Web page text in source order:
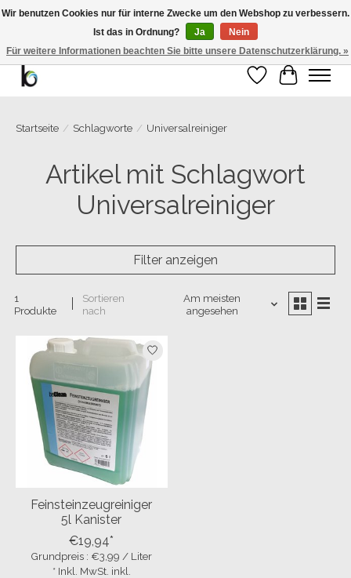
Bemango GmbH - Ewald-Gnau-Str. 11 - 42499 Hückeswagen - 02191/5991535 -
01793/955066
Wunschzettel
Ihr
Startseite / Schlagworte / Universalreiniger
Artikel mit Schlagwort
Universalreiniger
Filter anzeigen
1
Produkte
Sortieren
nach
Am meisten
angesehen
Feinsteinzeugreiniger
5l Kanister
€19,94*
Grundpreis : €3,99 / Liter
* Inkl. MwSt. inkl.
Wir benutzen Cookies nur für interne Zwecke um den Webshop zu verbessern.
Ist das in Ordnung?
Ja
Nein
Für weitere Informationen beachten Sie bitte unsere Datenschutzerklärung. »